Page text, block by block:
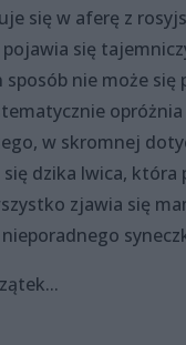
się w aferę z
się
nie może się
w skromnej
dzika lwica, która
zjawia się